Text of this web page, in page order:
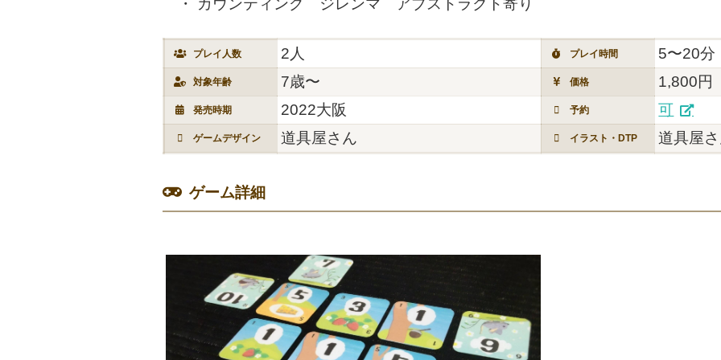
カウンティング ジレンマ アブストラクト寄り
プレイ人数 2人 プレイ時間 5〜20分
対象年齢 7歳〜 価格 1,800円
発売時期 2022大阪 予約 可
ゲームデザイン 道具屋さん イラスト・DTP 道具屋
ゲーム詳細